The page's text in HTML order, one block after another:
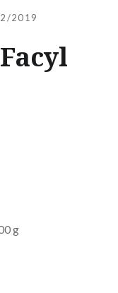
2019
g